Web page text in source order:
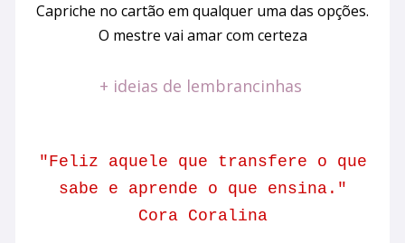
Capriche no cartão em qualquer uma das opções.
O mestre vai amar com certeza
+ ideias de lembrancinhas
"Feliz aquele que transfere o que
sabe e aprende o que ensina."
Cora Coralina